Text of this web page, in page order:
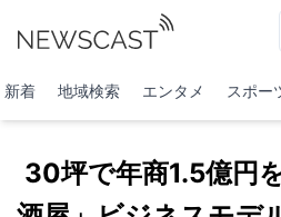
新着 地域検索 エンタメ スポー
30坪で年商1.5億円